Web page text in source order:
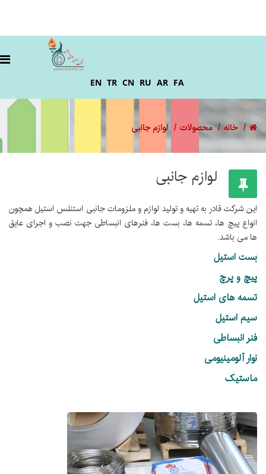
FA
AR
RU
CN
TR
EN
خانه محصولات لوازم جانبی
لوازم جانبی
این شرکت قادر به تهیه و تولید لوازم و ملزومات جانبی استنلس استیل همچون
انواع پیچ ها، تسمه ها، بست ها، فنرهای انبساطی جهت نصب و اجرای عایق
ها می باشد.
بست استیل
پیچ و پرچ
تسمه های استیل
سیم استیل
فنر انبساطی
نوار آلومینیومی
ماستیک